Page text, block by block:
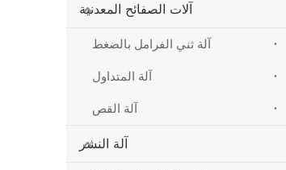
آلات الصفائح المعدنية
آلة ثني الفرامل بالضغط
آلة المتداول
آلة القص
آلة النشر